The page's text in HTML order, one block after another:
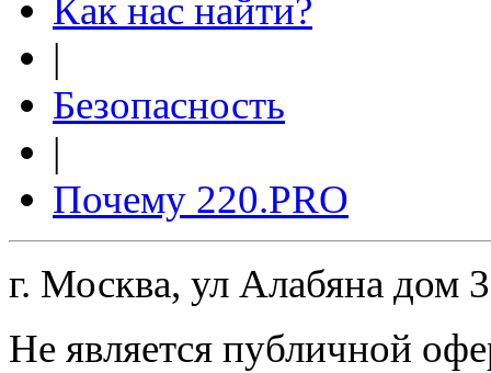
Как нас найти?
|
Безопасность
|
Почему 220.PRO
г. Москва, ул Алабяна дом
Не является публичной